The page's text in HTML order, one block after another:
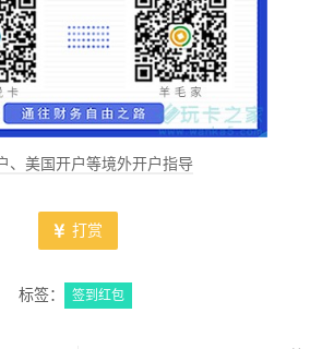
、美国开户等境外开户指导
打赏
标签： 签到红包